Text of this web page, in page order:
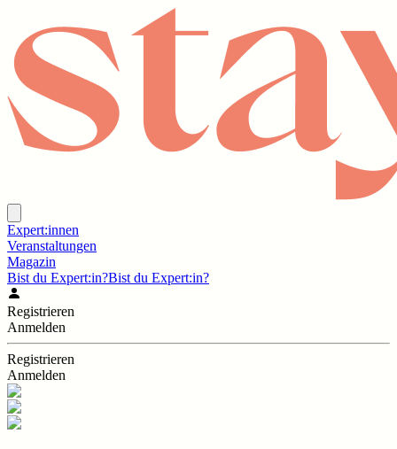
Expert:innen
Veranstaltungen
Magazin
Bist du Expert:in?Bist du Expert:in?
Registrieren
Anmelden
Registrieren
Anmelden